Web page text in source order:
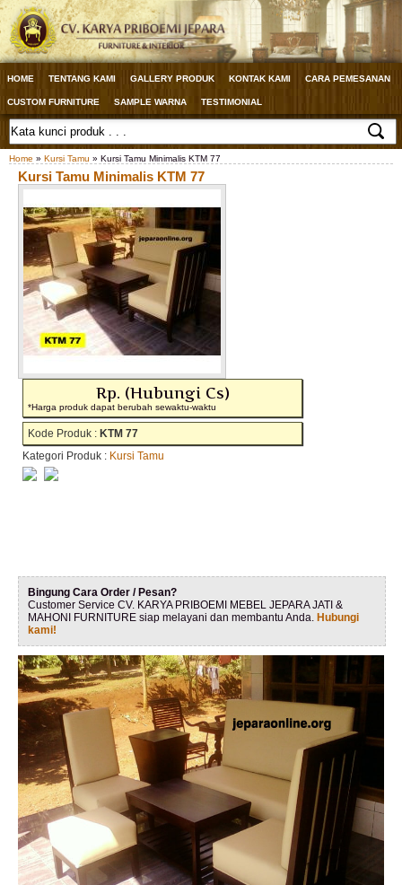
HOME TENTANG KAMI GALLERY PRODUK KONTAK KAMI CARA PEMESANAN
CUSTOM FURNITURE SAMPLE WARNA TESTIMONIAL
Home » Kursi Tamu » Kursi Tamu Minimalis KTM 77
Kursi Tamu Minimalis KTM 77
Rp. (Hubungi Cs)
*Harga produk dapat berubah sewaktu-waktu
Kode Produk : KTM 77
Kategori Produk : Kursi Tamu
Bingung Cara Order / Pesan?
Customer Service CV. KARYA PRIBOEMI MEBEL JEPARA JATI &
MAHONI FURNITURE siap melayani dan membantu Anda. Hubungi
kami!